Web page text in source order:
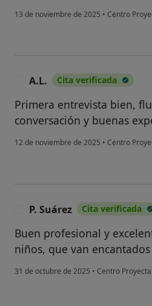
13 de noviembre de 2025 • Centro
A.L. Cita verificada
Primera entrevista bien,
conversación y buenas
12 de noviembre de 2025 • Centro
P. Suárez Cita verificada
Buen profesional y
niños, que van
31 de octubre de 2025 • Centro Proyecta